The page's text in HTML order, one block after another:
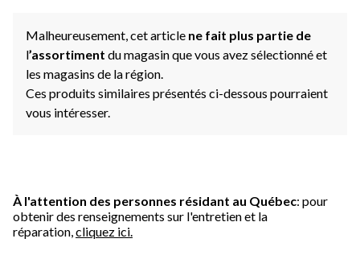
Malheureusement, cet article ne fait plus partie de
l’assortiment du magasin que vous avez sélectionné et
les magasins de la région.
Ces produits similaires présentés ci-dessous pourraient
vous intéresser.
À l'attention des personnes résidant au Québec: pour
obtenir des renseignements sur l'entretien et la
réparation, cliquez ici.